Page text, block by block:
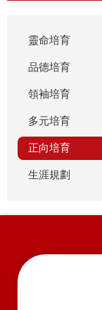
靈命培育
品德培育
領袖培育
多元培育
正向培育
生涯規劃